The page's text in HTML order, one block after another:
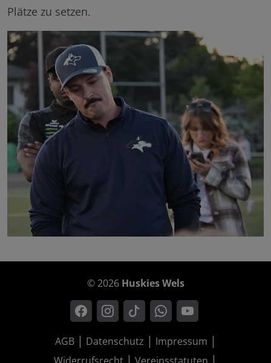
Plätze zu setzen.
© 2026 Huskies Wels
AGB Datenschutz
Impressum